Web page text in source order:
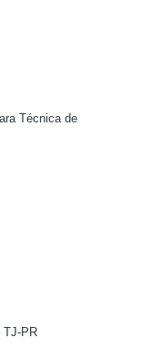
Técnica de
TJ-PR